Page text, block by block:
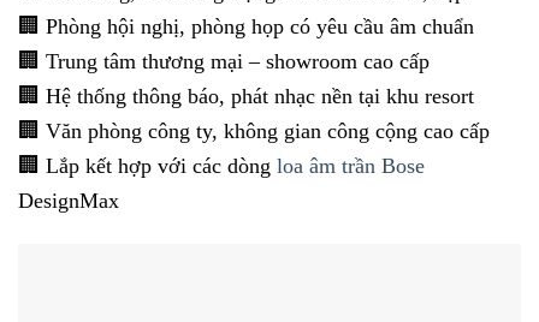
🏢 Phòng hội nghị, phòng họp có yêu cầu âm chuẩn
🏢 Trung tâm thương mại – showroom cao cấp
🏢 Hệ thống thông báo, phát nhạc nền tại khu resort
🏢 Văn phòng công ty, không gian công cộng cao cấp
🏢 Lắp kết hợp với các dòng loa âm trần Bose
DesignMax